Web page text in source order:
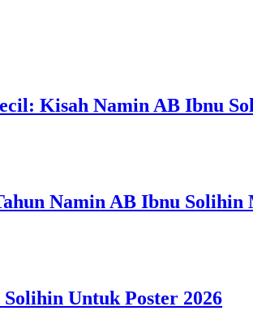
Kisah Namin AB Ibnu
Namin AB Ibnu Solihin
Untuk Poster 2026